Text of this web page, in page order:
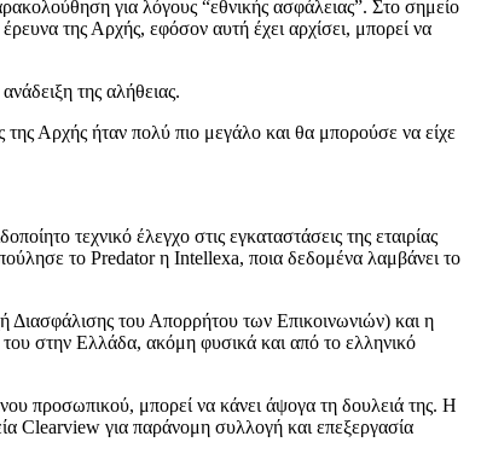
για λόγους “εθνικής ασφάλειας”. Στο σημείο
της Αρχής, εφόσον αυτή έχει αρχίσει, μπορεί να
της αλήθειας.
Αρχής ήταν πολύ πιο μεγάλο και θα μπορούσε να είχε
τεχνικό έλεγχο στις εγκαταστάσεις της εταιρίας
το Predator η Ιntellexa, ποια δεδομένα λαμβάνει το
του Απορρήτου των Επικοινωνιών) και η
στην Ελλάδα, ακόμη φυσικά και από το ελληνικό
προσωπικού, μπορεί να κάνει άψογα τη δουλειά της. Η
Clearview για παράνομη συλλογή και επεξεργασία